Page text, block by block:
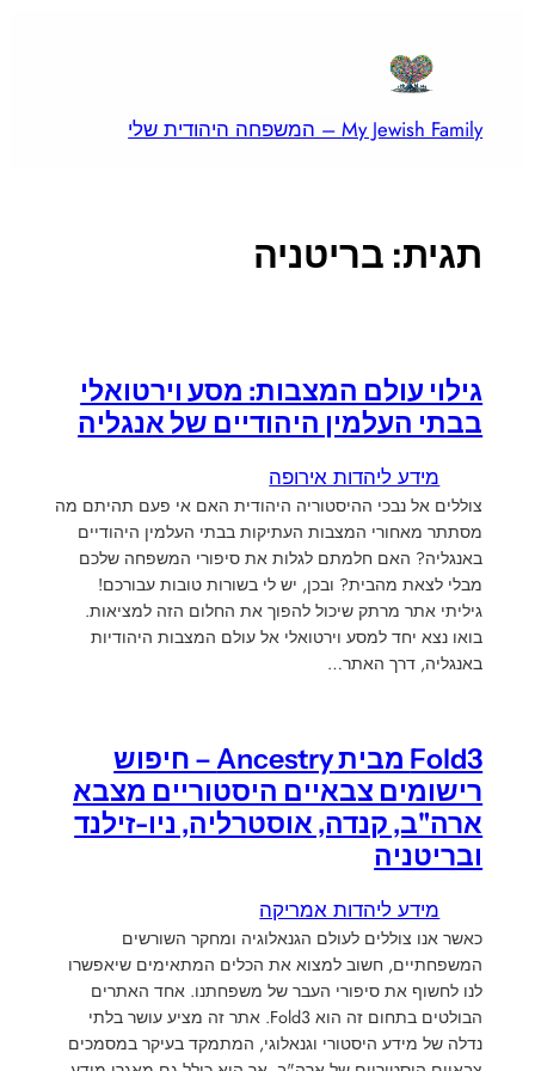
My Jewish Family – המשפחה היהודית שלי
תגית: בריטניה
גילוי עולם המצבות: מסע וירטואלי
בבתי העלמין היהודיים של אנגליה
מידע ליהדות אירופה
צוללים אל נבכי ההיסטוריה היהודית האם אי פעם תהיתם מה
מסתתר מאחורי המצבות העתיקות בבתי העלמין היהודיים
באנגליה? האם חלמתם לגלות את סיפורי המשפחה שלכם
מבלי לצאת מהבית? ובכן, יש לי בשורות טובות עבורכם!
גיליתי אתר מרתק שיכול להפוך את החלום הזה למציאות.
בואו נצא יחד למסע וירטואלי אל עולם המצבות היהודיות
באנגליה, דרך האתר…
Fold3 מבית Ancestry – חיפוש
רישומים צבאיים היסטוריים מצבא
ארה"ב, קנדה, אוסטרליה, ניו-זילנד
ובריטניה
מידע ליהדות אמריקה
כאשר אנו צוללים לעולם הגנאלוגיה ומחקר השורשים
המשפחתיים, חשוב למצוא את הכלים המתאימים שיאפשרו
לנו לחשוף את סיפורי העבר של משפחתנו. אחד האתרים
הבולטים בתחום זה הוא Fold3. אתר זה מציע עושר בלתי
נדלה של מידע היסטורי וגנאלוגי, המתמקד בעיקר במסמכים